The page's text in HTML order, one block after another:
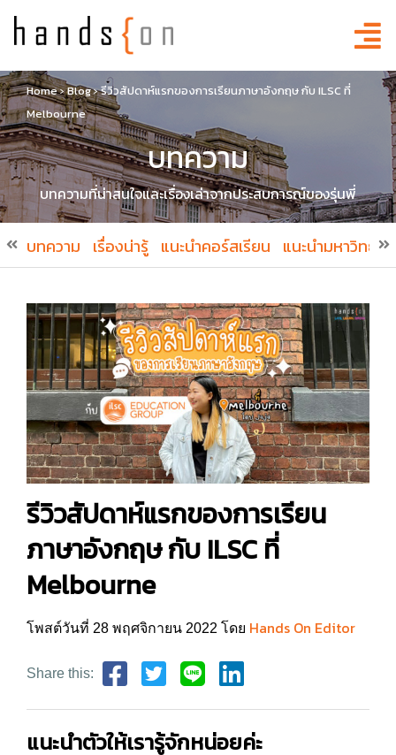
Home›Blog›รีวิวสัปดาห์แรกของการเรียนภาษาอังกฤษ กับ ILSC ที่
Melbourne
บทความ
บทความที่น่าสนใจและเรื่องเล่าจากประสบการณ์ของรุ่นพี่
บทความ เรื่องน่ารู้ แนะนำคอร์สเรียน แนะนำมหาวิทยา
รีวิวสัปดาห์แรกของการเรียน
ภาษาอังกฤษ กับ ILSC ที่
Melbourne
โพสต์วันที่ 28 พฤศจิกายน 2022 โดย Hands On Editor
Share this:
แนะนำตัวให้เรารู้จักหน่อยค่ะ